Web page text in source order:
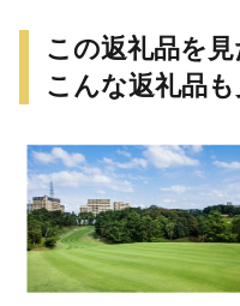
この返礼品を
こんな返礼品